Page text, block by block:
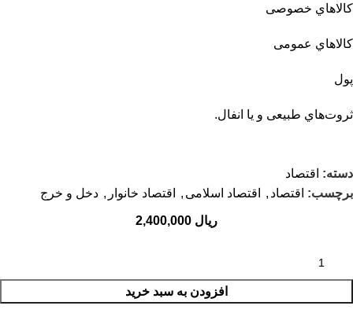
ﻛﺎﻻﻫﺎي ﺧﺼﻮﺻﻰ
ﻛﺎﻻﻫﺎي ﻋﻤﻮﻣﻰ
ﭘﻮل
ﺛﺮوتﻫﺎي ﻃﺒﻴﻌﻰ و ﻳﺎ اﻧﻔﺎل.
دسته: اقتصاد
برچسب: اقتصاد , اقتصاد اسلامی , اقتصاد خانوار , دخل و خرج
ریال
افزودن به سبد خرید